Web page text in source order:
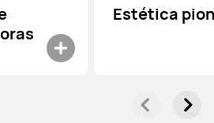
Estética